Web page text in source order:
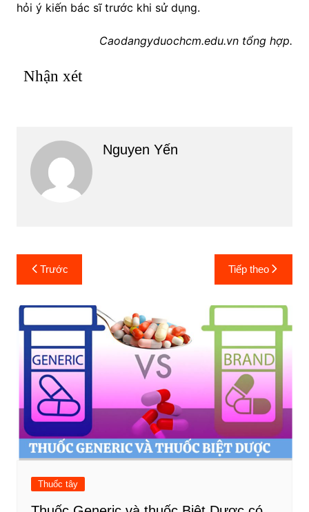
hỏi ý kiến bác sĩ trước khi sử dụng.
Caodangyduochcm.edu.vn tổng hợp.
Nhận xét
Nguyen Yến
Điều
hướng
bài
viết
Trước Tiếp theo
Thuốc tây